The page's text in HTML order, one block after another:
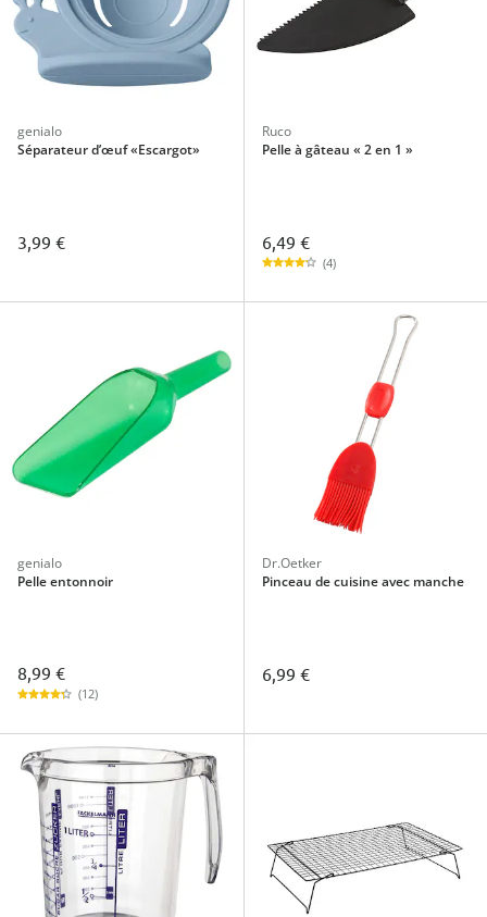
genialo
Séparateur d’œuf «Escargot»
3,99 €
Ruco
Pelle à gâteau « 2 en 1 »
6,49 €
(4)
genialo
Pelle entonnoir
8,99 €
(12)
Dr.Oetker
Pinceau de cuisine avec manche
6,99 €